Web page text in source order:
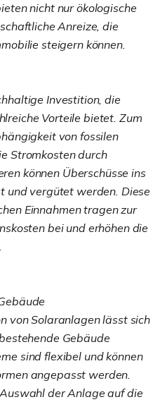
nicht nur ökologische
Anreize, die
steigern können.
Investition, die
Vorteile bietet. Zum
von fossilen
Stromkosten durch
können Überschüsse ins
und vergütet werden. Diese
Einnahmen tragen zur
bei und erhöhen die
von Solaranlagen lässt sich
Gebäude
sind flexibel und können
angepasst werden.
der Anlage auf die